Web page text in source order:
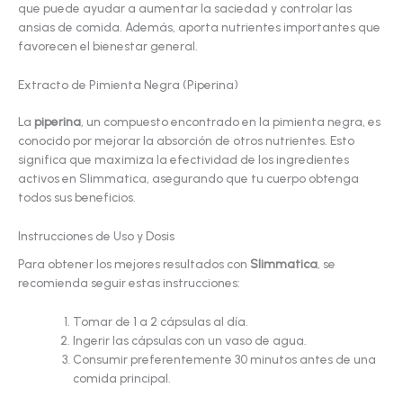
que puede ayudar a aumentar la saciedad y controlar las
ansias de comida. Además, aporta nutrientes importantes que
favorecen el bienestar general.
Extracto de Pimienta Negra (Piperina)
La piperina, un compuesto encontrado en la pimienta negra, es
conocido por mejorar la absorción de otros nutrientes. Esto
significa que maximiza la efectividad de los ingredientes
activos en Slimmatica, asegurando que tu cuerpo obtenga
todos sus beneficios.
Instrucciones de Uso y Dosis
Para obtener los mejores resultados con Slimmatica , se
recomienda seguir estas instrucciones:
Tomar de 1 a 2 cápsulas al día.
Ingerir las cápsulas con un vaso de agua.
Consumir preferentemente 30 minutos antes de una
comida principal.